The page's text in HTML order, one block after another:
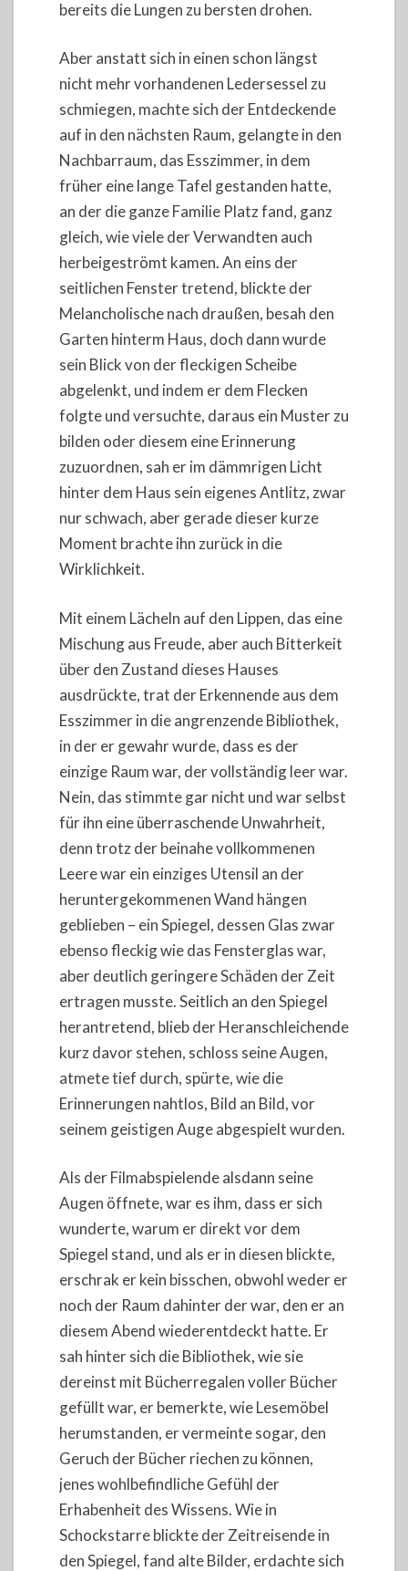
bereits die Lungen zu bersten drohen.
Aber anstatt sich in einen schon längst
nicht mehr vorhandenen Ledersessel zu
schmiegen, machte sich der Entdeckende
auf in den nächsten Raum, gelangte in den
Nachbarraum, das Esszimmer, in dem
früher eine lange Tafel gestanden hatte,
an der die ganze Familie Platz fand, ganz
gleich, wie viele der Verwandten auch
herbeigeströmt kamen. An eins der
seitlichen Fenster tretend, blickte der
Melancholische nach draußen, besah den
Garten hinterm Haus, doch dann wurde
sein Blick von der fleckigen Scheibe
abgelenkt, und indem er dem Flecken
folgte und versuchte, daraus ein Muster zu
bilden oder diesem eine Erinnerung
zuzuordnen, sah er im dämmrigen Licht
hinter dem Haus sein eigenes Antlitz, zwar
nur schwach, aber gerade dieser kurze
Moment brachte ihn zurück in die
Wirklichkeit.
Mit einem Lächeln auf den Lippen, das eine
Mischung aus Freude, aber auch Bitterkeit
über den Zustand dieses Hauses
ausdrückte, trat der Erkennende aus dem
Esszimmer in die angrenzende Bibliothek,
in der er gewahr wurde, dass es der
einzige Raum war, der vollständig leer war.
Nein, das stimmte gar nicht und war selbst
für ihn eine überraschende Unwahrheit,
denn trotz der beinahe vollkommenen
Leere war ein einziges Utensil an der
heruntergekommenen Wand hängen
geblieben – ein Spiegel, dessen Glas zwar
ebenso fleckig wie das Fensterglas war,
aber deutlich geringere Schäden der Zeit
ertragen musste. Seitlich an den Spiegel
herantretend, blieb der Heranschleichende
kurz davor stehen, schloss seine Augen,
atmete tief durch, spürte, wie die
Erinnerungen nahtlos, Bild an Bild, vor
seinem geistigen Auge abgespielt wurden.
Als der Filmabspielende alsdann seine
Augen öffnete, war es ihm, dass er sich
wunderte, warum er direkt vor dem
Spiegel stand, und als er in diesen blickte,
erschrak er kein bisschen, obwohl weder er
noch der Raum dahinter der war, den er an
diesem Abend wiederentdeckt hatte. Er
sah hinter sich die Bibliothek, wie sie
dereinst mit Bücherregalen voller Bücher
gefüllt war, er bemerkte, wie Lesemöbel
herumstanden, er vermeinte sogar, den
Geruch der Bücher riechen zu können,
jenes wohlbefindliche Gefühl der
Erhabenheit des Wissens. Wie in
Schockstarre blickte der Zeitreisende in
den Spiegel, fand alte Bilder, erdachte sich